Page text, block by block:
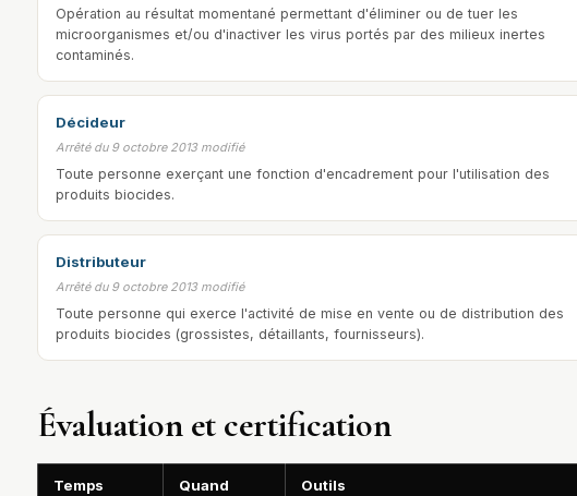
Opération au résultat momentané permettant d'éliminer ou de tuer les
microorganismes et/ou d'inactiver les virus portés par des milieux inertes
contaminés.
Décideur
Arrêté du 9 octobre 2013 modifié
Toute personne exerçant une fonction d'encadrement pour l'utilisation des
produits biocides.
Distributeur
Arrêté du 9 octobre 2013 modifié
Toute personne qui exerce l'activité de mise en vente ou de distribution des
produits biocides (grossistes, détaillants, fournisseurs).
Évaluation et certification
Temps Quand Outils